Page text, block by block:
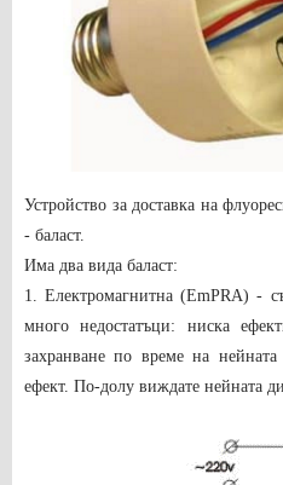
Устройство за доставка на
- баласт.
Има два вида баласт:
1. Електромагнитна (EmPRA) -
много недостатъци: ниска
захранване по време на
ефект. По-долу виждате нейната